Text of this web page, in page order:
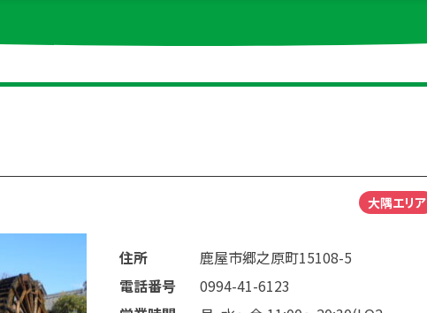
大隅エリア
住所
鹿屋市郷之原町15108-5
電話番号
0994-41-6123